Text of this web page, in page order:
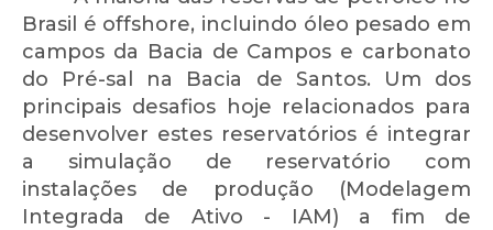
Brasil é offshore, incluindo óleo pesado em
campos da Bacia de Campos e carbonato
do Pré-sal na Bacia de Santos. Um dos
principais desafios hoje relacionados para
desenvolver estes reservatórios é integrar
a simulação de reservatório com
instalações de produção (Modelagem
Integrada de Ativo - IAM) a fim de